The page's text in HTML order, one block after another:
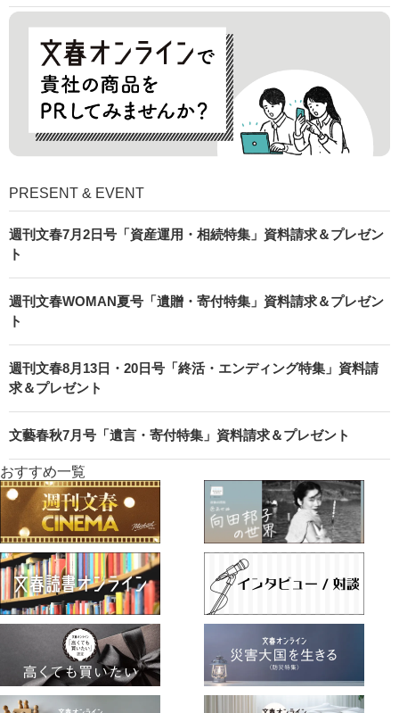
PRESENT & EVENT
週刊文春7月2日号「資産運用・相続特集」資料請求＆プレゼン
ト
週刊文春WOMAN夏号「遺贈・寄付特集」資料請求＆プレゼン
ト
週刊文春8月13日・20日号「終活・エンディング特集」資料請
求＆プレゼント
文藝春秋7月号「遺言・寄付特集」資料請求＆プレゼント
おすすめ一覧